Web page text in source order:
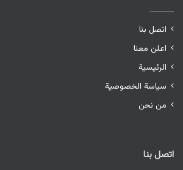
اتصل بنا
اعلن معنا
الرئيسية
سياسة الخصوصية
من نحن
اتصل بنا